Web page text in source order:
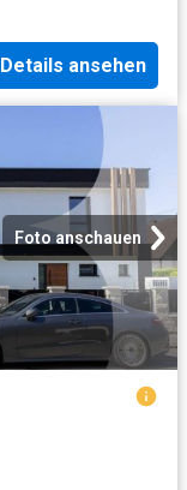
Details ansehen
Foto anschauen